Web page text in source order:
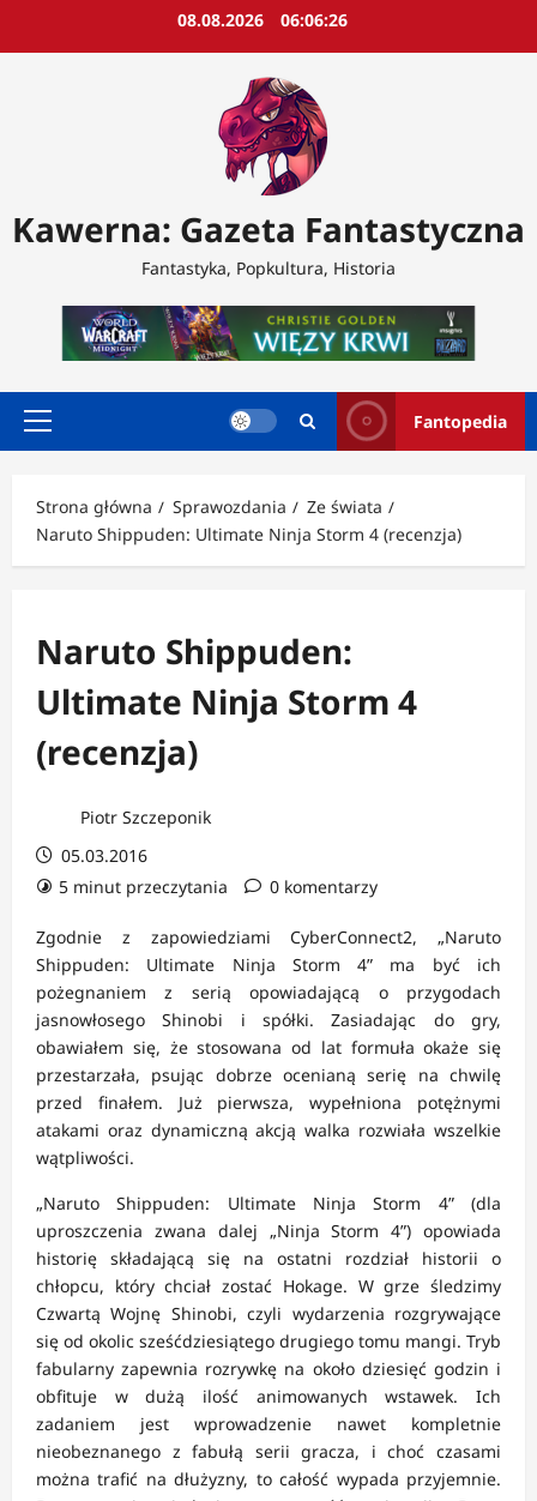
08.08.2026 06:06:28
Kawerna: Gazeta Fantastyczna
Fantastyka, Popkultura, Historia
Menu
Fantopedia
Strona główna Sprawozdania
Ze świata
Naruto Shippuden: Ultimate Ninja Storm 4 (recenzja)
Naruto Shippuden:
Ultimate Ninja Storm 4
(recenzja)
Piotr Szczeponik
05.03.2016
5 minut przeczytania
0 komentarzy
Zgodnie z zapowiedziami CyberConnect2, „Naruto
Shippuden: Ultimate Ninja Storm 4” ma być ich
pożegnaniem z serią opowiadającą o przygodach
jasnowłosego Shinobi i spółki. Zasiadając do gry,
obawiałem się, że stosowana od lat formuła okaże się
przestarzała, psując dobrze ocenianą serię na chwilę
przed finałem. Już pierwsza, wypełniona potężnymi
atakami oraz dynamiczną akcją walka rozwiała wszelkie
wątpliwości.
„Naruto Shippuden: Ultimate Ninja Storm 4” (dla
uproszczenia zwana dalej „Ninja Storm 4”) opowiada
historię składającą się na ostatni rozdział historii o
chłopcu, który chciał zostać Hokage. W grze śledzimy
Czwartą Wojnę Shinobi, czyli wydarzenia rozgrywające
się od okolic sześćdziesiątego drugiego tomu mangi. Tryb
fabularny zapewnia rozrywkę na około dziesięć godzin i
obfituje w dużą ilość animowanych wstawek. Ich
zadaniem jest wprowadzenie nawet kompletnie
nieobeznanego z fabułą serii gracza, i choć czasami
można trafić na dłużyzny, to całość wypada przyjemnie.